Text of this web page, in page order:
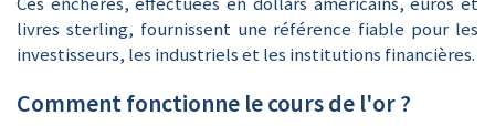
livres sterling, fournissent une référence fiable pour les
investisseurs, les industriels et les institutions financières.
Comment fonctionne le cours de l'or ?